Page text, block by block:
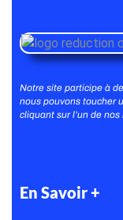
Notre site participe à
nous pouvons toucher
cliquant sur l’un de nos
En Savoir +